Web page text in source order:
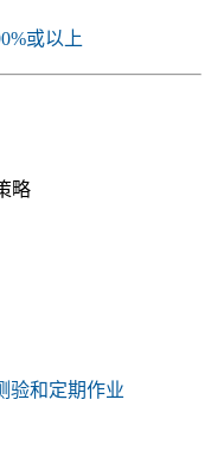
或以上
略
验和定期作业